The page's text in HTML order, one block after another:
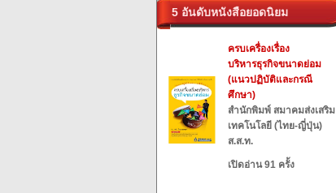
5 อันดับหนังสือยอดนิยม
ครบเครื่องเรื่อง
บริหารธุรกิจขนาดย่อม
(แนวปฏิบัติและกรณี
ศึกษา)
สำนักพิมพ์ สมาคมส่งเสริม
เทคโนโลยี (ไทย-ญี่ปุ่น)
ส.ส.ท.
เปิดอ่าน 91 ครั้ง